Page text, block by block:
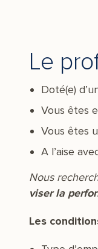
Le
Doté(e)
Vous êtes
Vous êtes
A l’aise
Nous
viser la
Les